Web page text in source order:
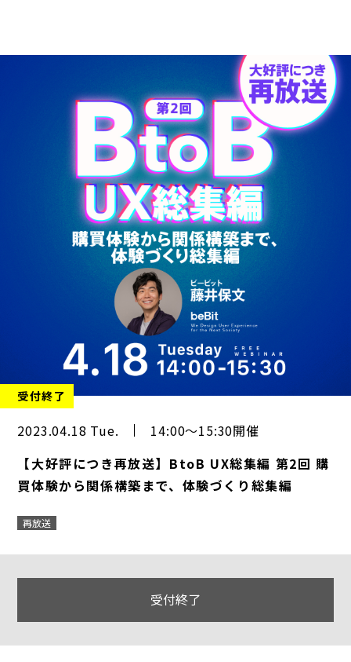
受付終了
2023.04.18 Tue.
14:00～15:30開催
【大好評につき再放送】BtoB UX総集編 第2回 購
買体験から関係構築まで、体験づくり総集編
再放送
受付終了